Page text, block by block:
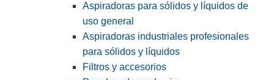
Aspiradoras para sólidos y líquidos de
uso general
Aspiradoras industriales profesionales
para sólidos y líquidos
Filtros y accesorios